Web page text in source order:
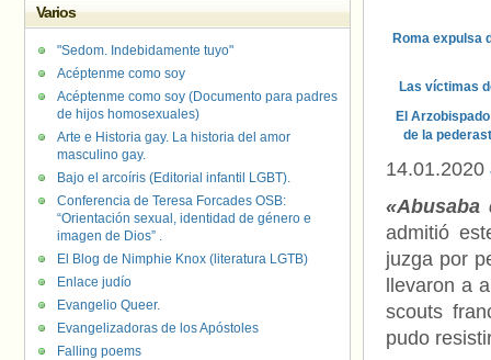
Roma expulsa
Las víctimas
El
de la
14.01.2020
admitió
juzga por
llevaron a
scouts
pudo
Varios
"Sedom. Indebidamente tuyo"
Acéptenme como soy
Acéptenme como soy (Documento para padres
de hijos homosexuales)
Arte e Historia gay. La historia del amor
masculino gay.
Bajo el arcoíris (Editorial infantil LGBT).
Conferencia de Teresa Forcades OSB:
“Orientación sexual, identidad de género e
imagen de Dios” .
El Blog de Nimphie Knox (literatura LGTB)
Enlace judío
Evangelio Queer.
Evangelizadoras de los Apóstoles
Falling poems